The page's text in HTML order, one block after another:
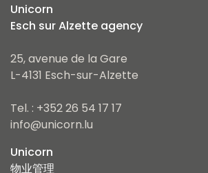
Unicorn
Esch sur Alzette agency
25, avenue de la Gare
L-4131 Esch-sur-Alzette
Tel. : +352 26 54 17 17
info@unicorn.lu
Unicorn
物业管理